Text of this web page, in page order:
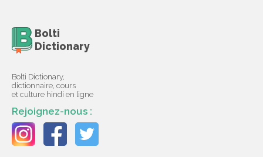
Bolti
Dictionary
Bolti Dictionary,
dictionnaire, cours
et culture hindi en ligne
Rejoignez-nous :